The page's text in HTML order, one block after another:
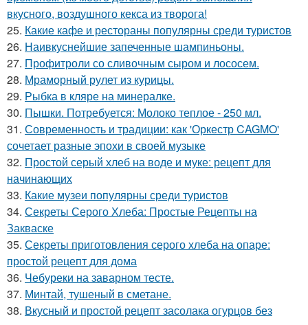
вкусного, воздушного кекса из творога!
25. Какие кафе и рестораны популярны среди туристов
26. Наивкуснейшие запеченные шампиньоны.
27. Профитроли со сливочным сыром и лососем.
28. Мраморный рулет из курицы.
29. Рыбка в кляре на минералке.
30. Пышки. Потребуется: Молоко теплое - 250 мл.
31. Современность и традиции: как 'Оркестр CAGMO'
сочетает разные эпохи в своей музыке
32. Простой серый хлеб на воде и муке: рецепт для
начинающих
33. Какие музеи популярны среди туристов
34. Секреты Серого Хлеба: Простые Рецепты на
Закваске
35. Секреты приготовления серого хлеба на опаре:
простой рецепт для дома
36. Чебуреки на заварном тесте.
37. Минтай, тушеный в сметане.
38. Вкусный и простой рецепт засолака огурцов без